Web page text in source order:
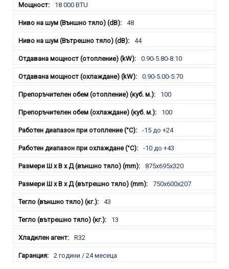
18 000 BTU
48
44
0.90-5.80-8.10
0.90-5.00-5.70
100
100
-15 до +24
-10 до +43
875x695x320
750x600x207
43
13
R32
2 години / 24 месеца